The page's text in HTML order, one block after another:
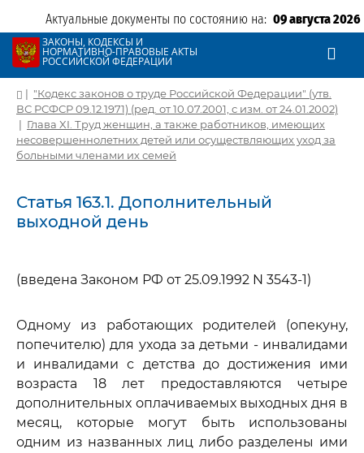
Актуальные документы по состоянию на: 09 августа 2026
ЗАКОНЫ, КОДЕКСЫ И
НОРМАТИВНО-ПРАВОВЫЕ АКТЫ
РОССИЙСКОЙ ФЕДЕРАЦИИ
| "Кодекс законов о труде Российской Федерации" (утв.
ВС РСФСР 09.12.1971) (ред. от 10.07.2001, с изм. от 24.01.2002)
| Глава XI. Труд женщин, а также работников, имеющих
несовершеннолетних детей или осуществляющих уход за
больными членами их семей
Статья 163.1. Дополнительный
выходной день
(введена Законом РФ от 25.09.1992 N 3543-1)
Одному из работающих родителей (опекуну,
попечителю) для ухода за детьми - инвалидами
и инвалидами с детства до достижения ими
возраста 18 лет предоставляются четыре
дополнительных оплачиваемых выходных дня в
месяц, которые могут быть использованы
одним из названных лиц либо разделены ими